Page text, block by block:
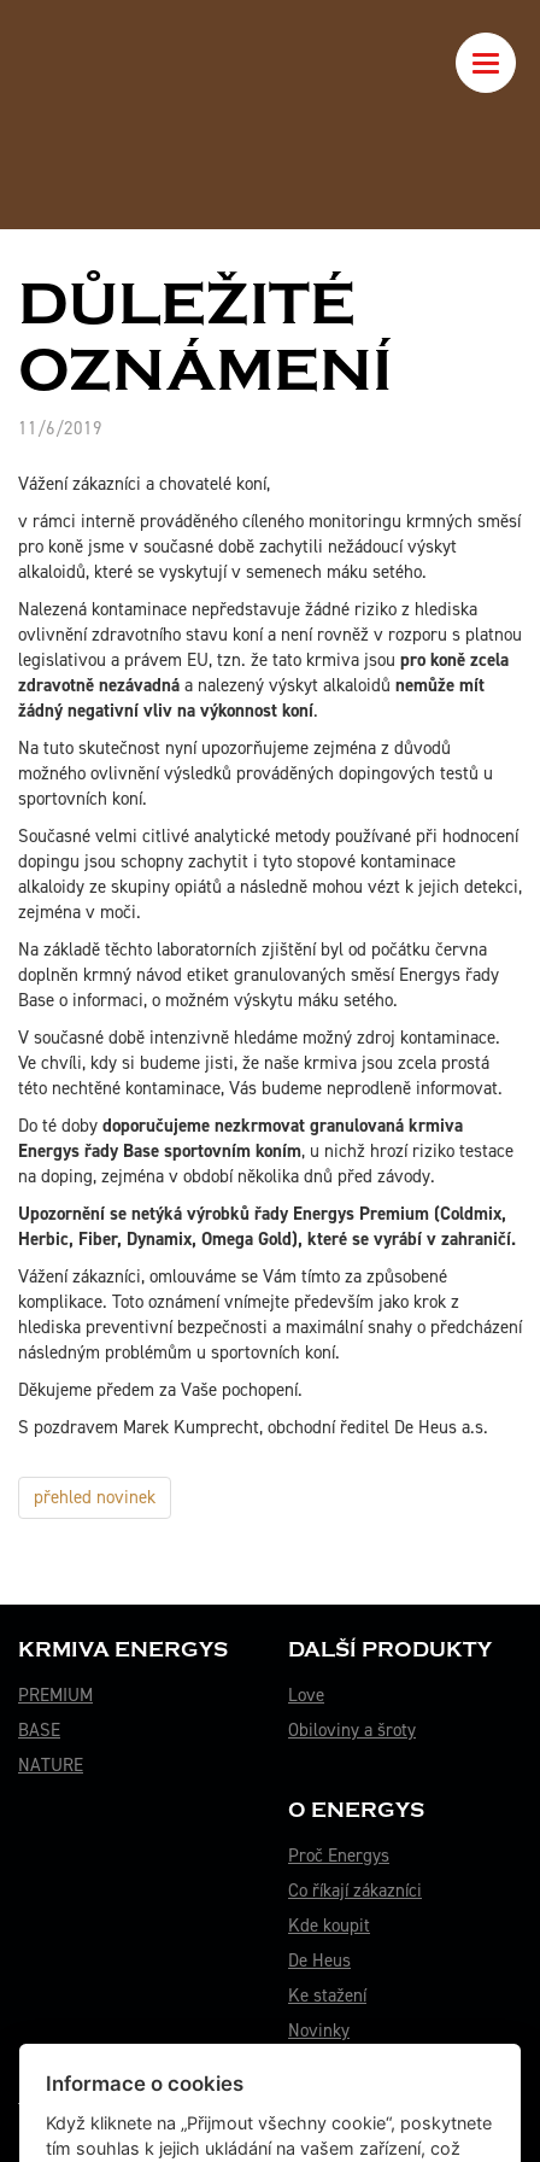
Toggle
DŮLEŽITÉ
OZNÁMENÍ
11/6/2019
Vážení zákazníci a chovatelé koní,
v rámci interně prováděného cíleného monitoringu krmných směsí
pro koně jsme v současné době zachytili nežádoucí výskyt
alkaloidů, které se vyskytují v semenech máku setého.
Nalezená kontaminace nepředstavuje žádné riziko z hlediska
ovlivnění zdravotního stavu koní a není rovněž v rozporu s platnou
legislativou a právem EU, tzn. že tato krmiva jsou pro koně zcela
zdravotně nezávadná a nalezený výskyt alkaloidů nemůže mít
žádný negativní vliv na výkonnost koní.
Na tuto skutečnost nyní upozorňujeme zejména z důvodů
možného ovlivnění výsledků prováděných dopingových testů u
sportovních koní.
Současné velmi citlivé analytické metody používané při hodnocení
dopingu jsou schopny zachytit i tyto stopové kontaminace
alkaloidy ze skupiny opiátů a následně mohou vézt k jejich detekci,
zejména v moči.
Na základě těchto laboratorních zjištění byl od počátku června
doplněn krmný návod etiket granulovaných směsí Energys řady
Base o informaci, o možném výskytu máku setého.
V současné době intenzivně hledáme možný zdroj kontaminace.
Ve chvíli, kdy si budeme jisti, že naše krmiva jsou zcela prostá
této nechtěné kontaminace, Vás budeme neprodleně informovat.
Do té doby doporučujeme nezkrmovat granulovaná krmiva
Energys řady Base sportovním koním, u nichž hrozí riziko testace
na doping, zejména v období několika dnů před závody.
Upozornění se netýká výrobků řady Energys Premium (Coldmix,
Herbic, Fiber, Dynamix, Omega Gold), které se vyrábí v zahraničí.
Vážení zákazníci, omlouváme se Vám tímto za způsobené
komplikace. Toto oznámení vnímejte především jako krok z
hlediska preventivní bezpečnosti a maximální snahy o předcházení
následným problémům u sportovních koní.
Děkujeme předem za Vaše pochopení.
S pozdravem Marek Kumprecht, obchodní ředitel De Heus a.s.
přehled novinek
KRMIVA ENERGYS
PREMIUM
BASE
NATURE
DALŠÍ PRODUKTY
Love
Obiloviny a šroty
O ENERGYS
Proč Energys
Co říkají zákazníci
Kde koupit
De Heus
Ke stažení
Novinky
VÝROBNÍ ZÁVOD BĚSTOVICE
Běstovice 115
Informace o cookies
Když kliknete na „Přijmout všechny cookie“, poskytnete
tím souhlas k jejich ukládání na vašem zařízení, což